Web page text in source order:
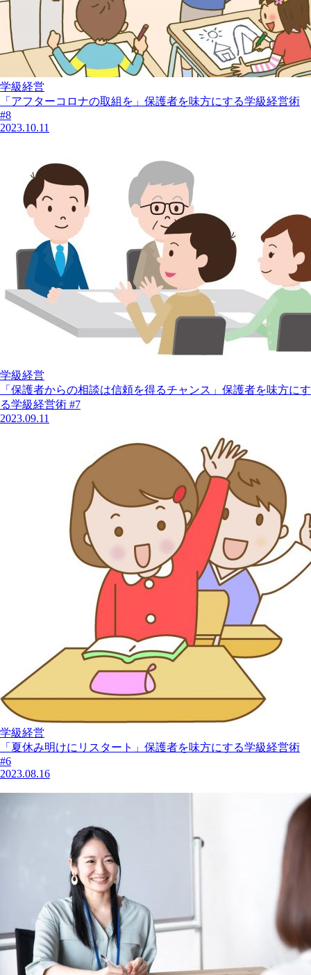
学級経営
「アフターコロナの取組を」保護者を味方にする学級経営術
#8
2023.10.11
学級経営
「保護者からの相談は信頼を得るチャンス」保護者を味方にす
る学級経営術 #7
2023.09.11
学級経営
「夏休み明けにリスタート」保護者を味方にする学級経営術
#6
2023.08.16